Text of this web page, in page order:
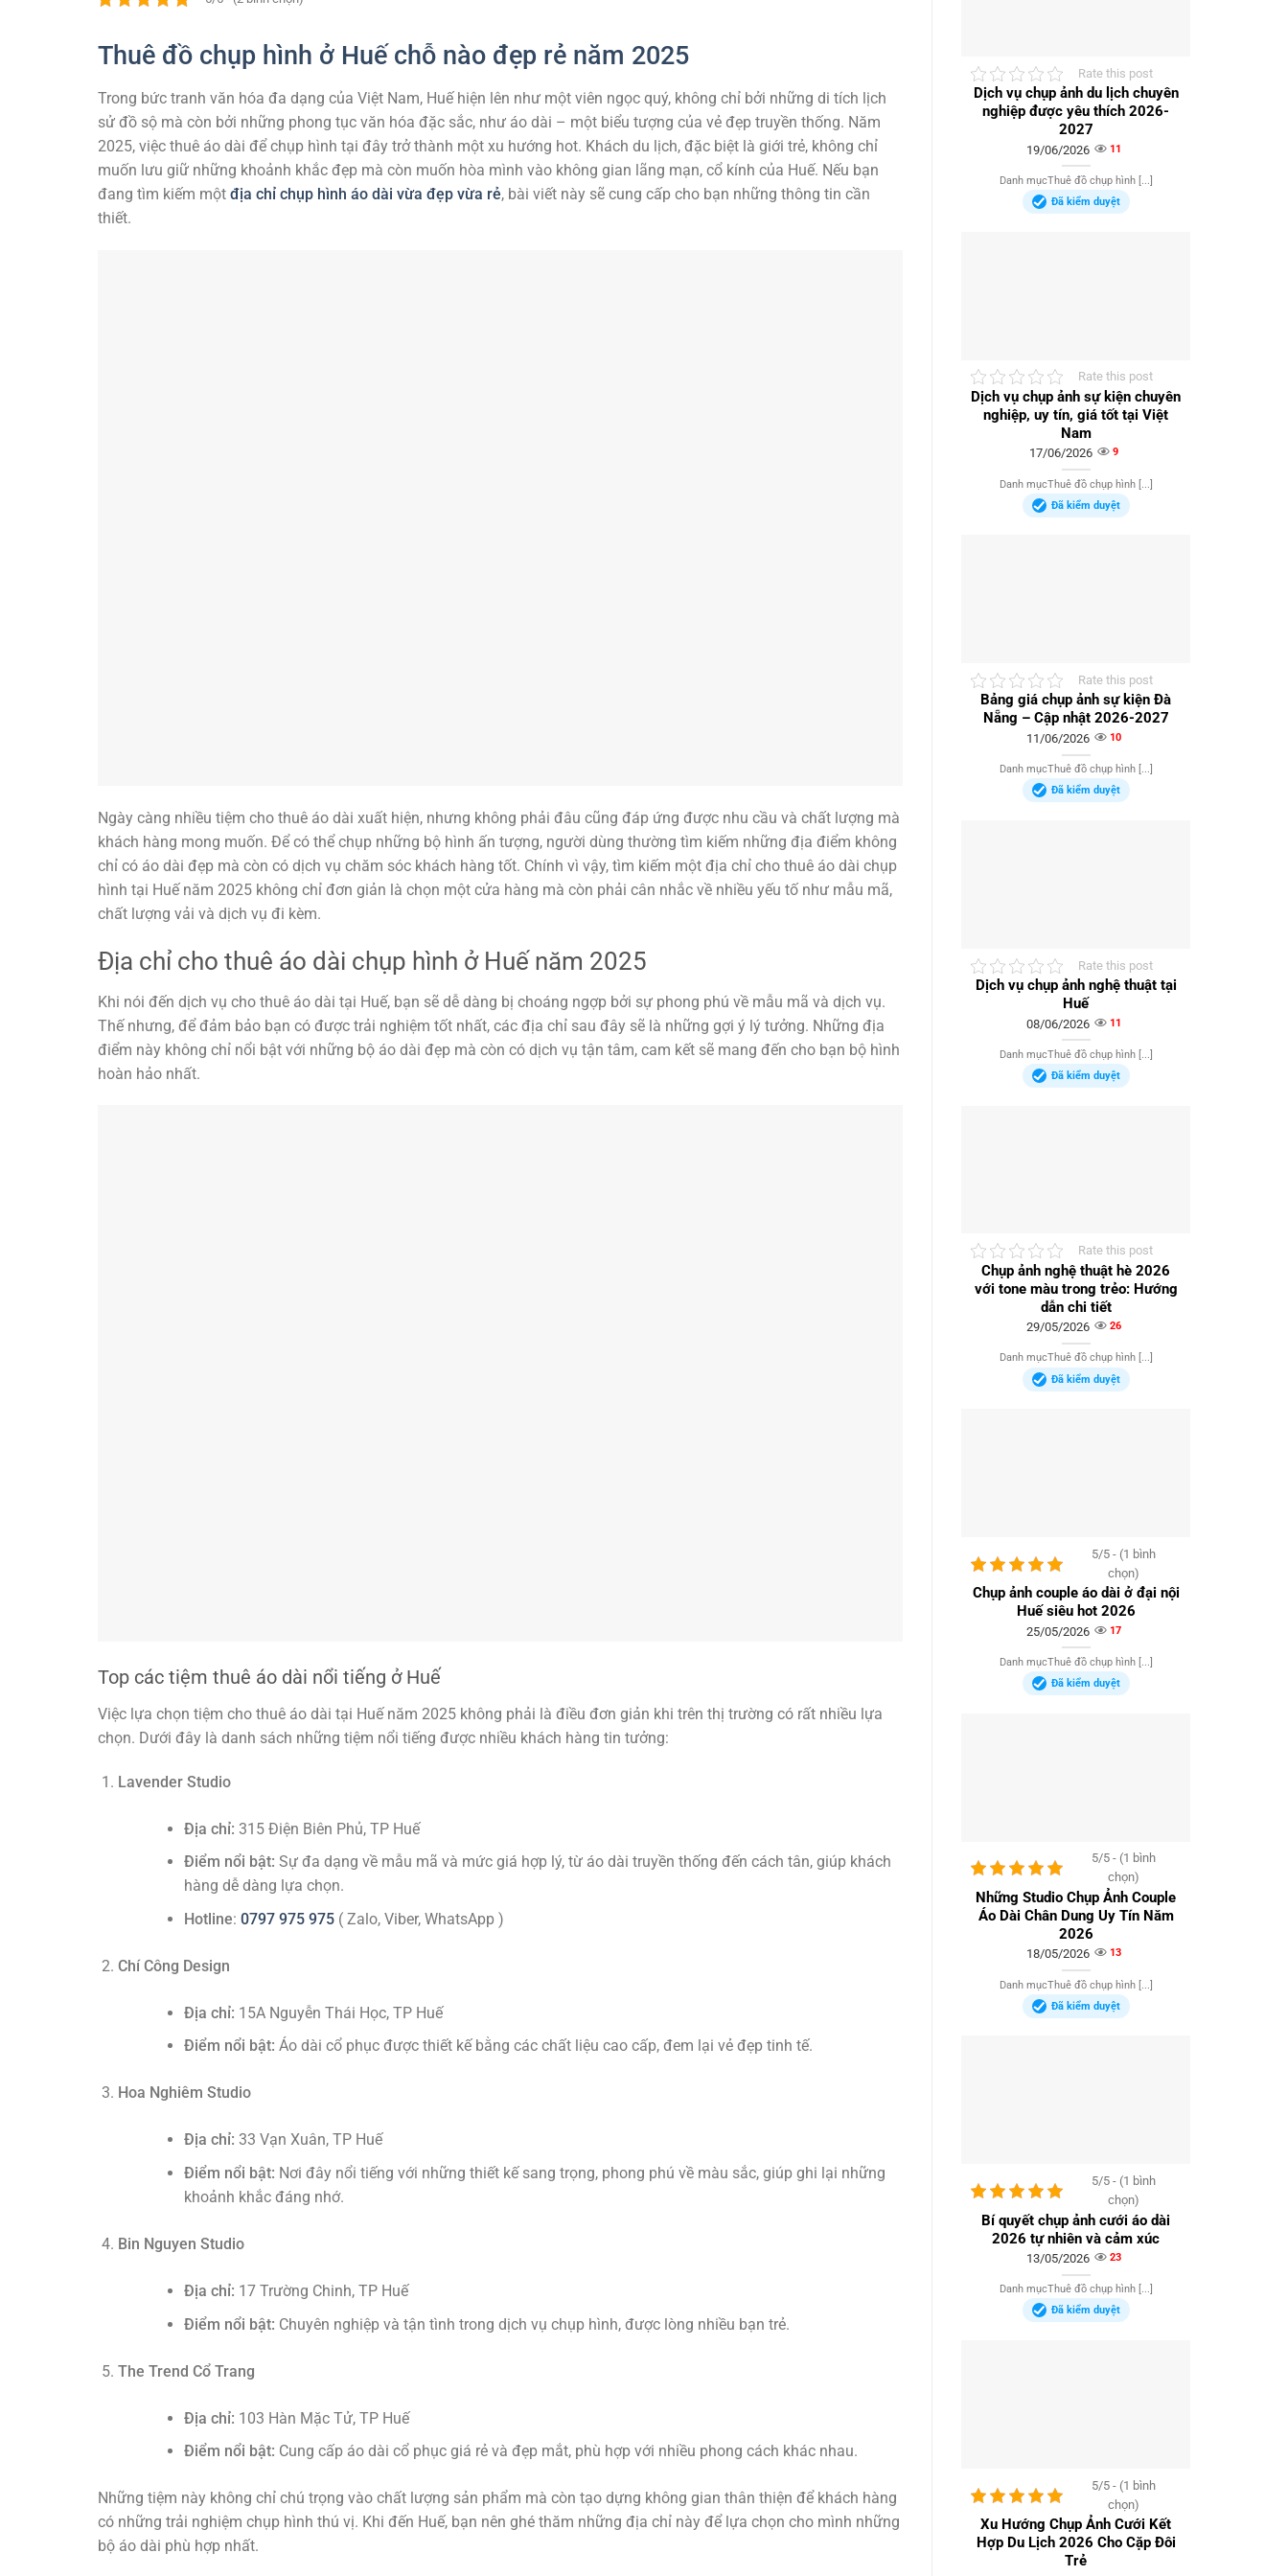
Thuê đồ chụp hình ở Huế chỗ nào đẹp rẻ năm 2025
Trong bức tranh văn hóa đa dạng của Việt Nam, Huế hiện lên như một viên ngọc quý, không chỉ bởi những di tích lịch
sử đồ sộ mà còn bởi những phong tục văn hóa đặc sắc, như áo dài – một biểu tượng của vẻ đẹp truyền thống. Năm
2025, việc thuê áo dài để chụp hình tại đây trở thành một xu hướng hot. Khách du lịch, đặc biệt là giới trẻ, không chỉ
muốn lưu giữ những khoảnh khắc đẹp mà còn muốn hòa mình vào không gian lãng mạn, cổ kính của Huế. Nếu bạn
đang tìm kiếm một địa chỉ chụp hình áo dài vừa đẹp vừa rẻ, bài viết này sẽ cung cấp cho bạn những thông tin cần
thiết.
Ngày càng nhiều tiệm cho thuê áo dài xuất hiện, nhưng không phải đâu cũng đáp ứng được nhu cầu và chất lượng mà
khách hàng mong muốn. Để có thể chụp những bộ hình ấn tượng, người dùng thường tìm kiếm những địa điểm không
chỉ có áo dài đẹp mà còn có dịch vụ chăm sóc khách hàng tốt. Chính vì vậy, tìm kiếm một địa chỉ cho thuê áo dài chụp
hình tại Huế năm 2025 không chỉ đơn giản là chọn một cửa hàng mà còn phải cân nhắc về nhiều yếu tố như mẫu mã,
chất lượng vải và dịch vụ đi kèm.
Địa chỉ cho thuê áo dài chụp hình ở Huế năm 2025
Khi nói đến dịch vụ cho thuê áo dài tại Huế, bạn sẽ dễ dàng bị choáng ngợp bởi sự phong phú về mẫu mã và dịch vụ.
Thế nhưng, để đảm bảo bạn có được trải nghiệm tốt nhất, các địa chỉ sau đây sẽ là những gợi ý lý tưởng. Những địa
điểm này không chỉ nổi bật với những bộ áo dài đẹp mà còn có dịch vụ tận tâm, cam kết sẽ mang đến cho bạn bộ hình
hoàn hảo nhất.
Top các tiệm thuê áo dài nổi tiếng ở Huế
Việc lựa chọn tiệm cho thuê áo dài tại Huế năm 2025 không phải là điều đơn giản khi trên thị trường có rất nhiều lựa
chọn. Dưới đây là danh sách những tiệm nổi tiếng được nhiều khách hàng tin tưởng:
Lavender Studio
Địa chỉ: 315 Điện Biên Phủ, TP Huế
Điểm nổi bật: Sự đa dạng về mẫu mã và mức giá hợp lý, từ áo dài truyền thống đến cách tân, giúp khách
hàng dễ dàng lựa chọn.
Hotline: 0797 975 975( Zalo, Viber, WhatsApp )
Chí Công Design
Địa chỉ: 15A Nguyễn Thái Học, TP Huế
Điểm nổi bật: Áo dài cổ phục được thiết kế bằng các chất liệu cao cấp, đem lại vẻ đẹp tinh tế.
Hoa Nghiêm Studio
Địa chỉ: 33 Vạn Xuân, TP Huế
Điểm nổi bật: Nơi đây nổi tiếng với những thiết kế sang trọng, phong phú về màu sắc, giúp ghi lại những
khoảnh khắc đáng nhớ.
Bin Nguyen Studio
Địa chỉ: 17 Trường Chinh, TP Huế
Điểm nổi bật: Chuyên nghiệp và tận tình trong dịch vụ chụp hình, được lòng nhiều bạn trẻ.
The Trend Cổ Trang
Địa chỉ: 103 Hàn Mặc Tử, TP Huế
Điểm nổi bật: Cung cấp áo dài cổ phục giá rẻ và đẹp mắt, phù hợp với nhiều phong cách khác nhau.
Những tiệm này không chỉ chú trọng vào chất lượng sản phẩm mà còn tạo dựng không gian thân thiện để khách hàng
có những trải nghiệm chụp hình thú vị. Khi đến Huế, bạn nên ghé thăm những địa chỉ này để lựa chọn cho mình những
bộ áo dài phù hợp nhất.
Rate this post
Dịch vụ chụp ảnh du lịch chuyên
nghiệp được yêu thích 2026-
2027
19/06/2026 11
Danh mụcThuê đồ chụp hình [...]
Đã kiểm duyệt
Rate this post
Dịch vụ chụp ảnh sự kiện chuyên
nghiệp, uy tín, giá tốt tại Việt
Nam
17/06/2026 9
Danh mụcThuê đồ chụp hình [...]
Đã kiểm duyệt
Rate this post
Bảng giá chụp ảnh sự kiện Đà
Nẵng – Cập nhật 2026-2027
11/06/2026 10
Danh mụcThuê đồ chụp hình [...]
Đã kiểm duyệt
Rate this post
Dịch vụ chụp ảnh nghệ thuật tại
Huế
08/06/2026 11
Danh mụcThuê đồ chụp hình [...]
Đã kiểm duyệt
Rate this post
Chụp ảnh nghệ thuật hè 2026
với tone màu trong trẻo: Hướng
dẫn chi tiết
29/05/2026 26
Danh mụcThuê đồ chụp hình [...]
Đã kiểm duyệt
5/5 - (1 bình
chọn)
Chụp ảnh couple áo dài ở đại nội
Huế siêu hot 2026
25/05/2026 17
Danh mụcThuê đồ chụp hình [...]
Đã kiểm duyệt
5/5 - (1 bình
chọn)
Những Studio Chụp Ảnh Couple
Áo Dài Chân Dung Uy Tín Năm
2026
18/05/2026 13
Danh mụcThuê đồ chụp hình [...]
Đã kiểm duyệt
5/5 - (1 bình
chọn)
Bí quyết chụp ảnh cưới áo dài
2026 tự nhiên và cảm xúc
13/05/2026 23
Danh mụcThuê đồ chụp hình [...]
Đã kiểm duyệt
5/5 - (1 bình
chọn)
Xu Hướng Chụp Ảnh Cưới Kết
Hợp Du Lịch 2026 Cho Cặp Đôi
Trẻ